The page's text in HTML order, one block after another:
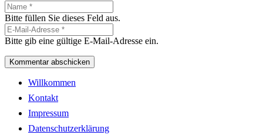
Bitte füllen Sie dieses Feld aus.
Bitte gib eine gültige E-Mail-Adresse ein.
Kommentar abschicken
Willkommen
Kontakt
Impressum
Datenschutzerklärung